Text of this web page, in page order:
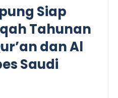
Siap
Tahunan
dan Al
Saudi